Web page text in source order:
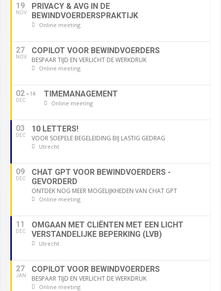
19
NOV
PRIVACY & AVG IN DE
BEWINDVOERDERSPRAKTIJK
Online meeting
27
NOV
COPILOT VOOR BEWINDVOERDERS
BESPAAR TIJD EN VERLICHT DE WERKDRUK
Online meeting
02
DEC
16 TIMEMANAGEMENT
Online meeting
03
DEC
10 LETTERS!
VOOR SOEPELE BEGELEIDING BIJ LASTIG GEDRAG
Utrecht
09
DEC
CHAT GPT VOOR BEWINDVOERDERS -
GEVORDERD
ONTDEK NOG MEER MOGELIJKHEDEN VAN CHAT GPT
Online meeting
11
DEC
OMGAAN MET CLIËNTEN MET EEN LICHT
VERSTANDELIJKE BEPERKING (LVB)
Utrecht
27
JAN
COPILOT VOOR BEWINDVOERDERS
BESPAAR TIJD EN VERLICHT DE WERKDRUK
Online meeting